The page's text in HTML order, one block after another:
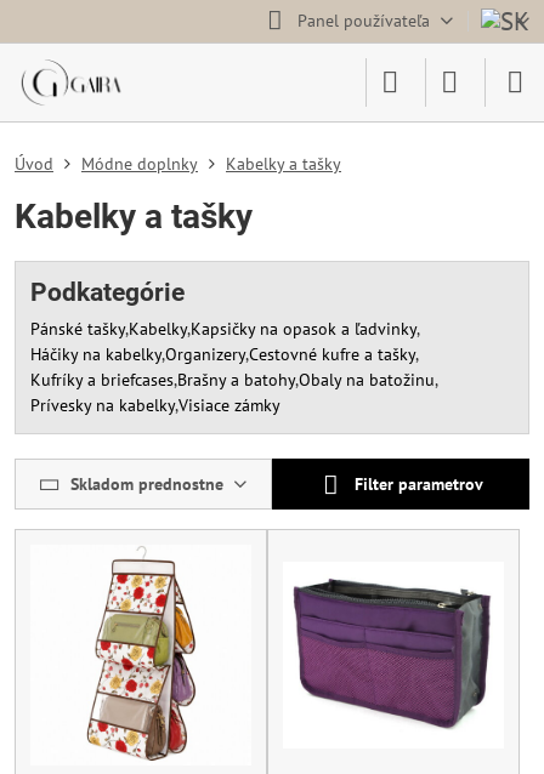
Panel používateľa
Úvod Módne doplnky Kabelky a tašky
Kabelky a tašky
Podkategórie
Pánské tašky Kabelky Kapsičky na opasok a ľadvinky
Háčiky na kabelkyOrganizeryCestovné kufre a tašky
Kufríky a briefcases Brašny a batohyObaly na batožinu
Prívesky na kabelkyVisiace zámky
Skladom prednostne Filter parametrov